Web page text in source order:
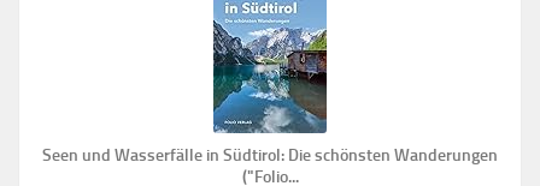
Seen und Wasserfälle in Südtirol: Die schönsten Wanderungen
("Folio...